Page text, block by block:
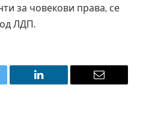
за човекови права, се
ЛДП.
LinkedIn Email